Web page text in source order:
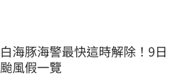
白海豚海警最快這時解除！9日
颱風假一覽